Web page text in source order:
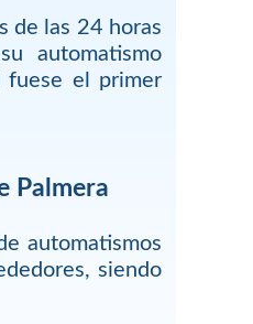
de las 24 horas
automatismo
fuese el primer
Palmera
automatismos
siendo